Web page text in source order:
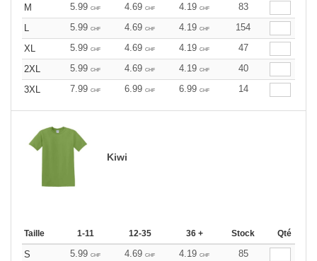
M
5.99 CHF 4.69 CHF 4.19 CHF
83
L
5.99 CHF 4.69 CHF 4.19 CHF
154
XL
5.99 CHF 4.69 CHF 4.19 CHF
47
2XL
5.99 CHF 4.69 CHF 4.19 CHF
40
3XL
7.99 CHF 6.99 CHF 6.99 CHF 14
Kiwi
Taille 1-11 12-35 36 + Stock Qté
S 5.99 CHF 4.69 CHF 4.19 CHF
85